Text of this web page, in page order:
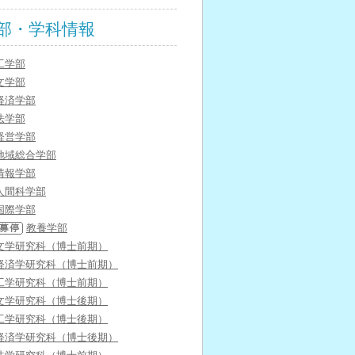
・学科情報
学部
学部
済学部
学部
営学部
域総合学部
報学部
間科学部
際学部
教養学部
学研究科（博士前期）
済学研究科（博士前期）
学研究科（博士前期）
学研究科（博士後期）
学研究科（博士後期）
済学研究科（博士後期）